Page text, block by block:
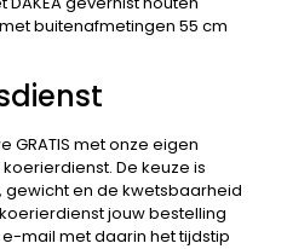
met buitenafmetingen 55 cm
GRATIS met onze eigen
De keuze is
gewicht en de kwetsbaarheid
jouw bestelling
mail met daarin het tijdstip